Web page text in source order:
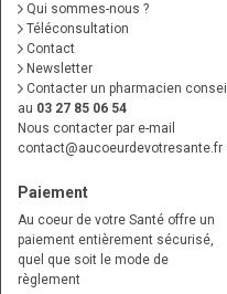
Qui sommes-nous ?
Téléconsultation
Contact
Newsletter
Contacter un pharmacien conseil
au 03 27 85 06 54
Nous contacter par e-mail
contact@aucoeurdevotresante.fr
Paiement
Au coeur de votre Santé offre un
paiement entièrement sécurisé,
quel que soit le mode de
règlement